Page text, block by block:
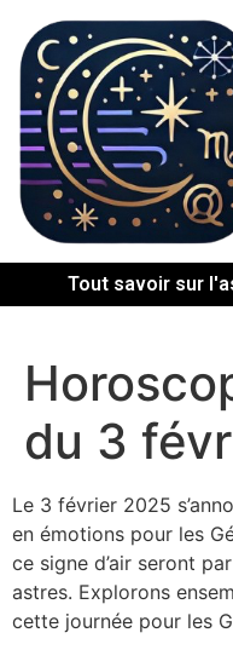
Tout savoir sur
du 3
Le 3 février 2025
en émotions pour les
ce signe d’air seront
astres. Explorons
cette journée pour les